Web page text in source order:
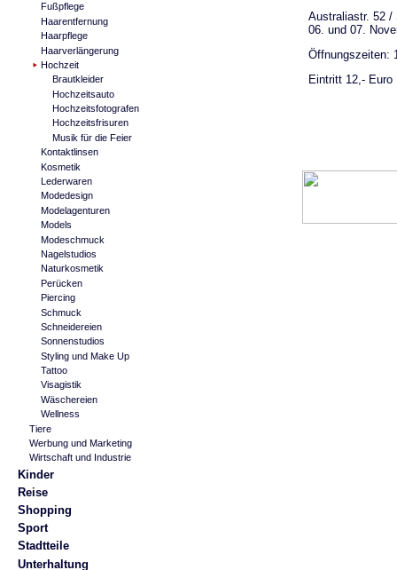
Fußpflege
Haarentfernung
Haarpflege
Haarverlängerung
Hochzeit
Brautkleider
Hochzeitsauto
Hochzeitsfotografen
Hochzeitsfrisuren
Musik für die Feier
Kontaktlinsen
Kosmetik
Lederwaren
Modedesign
Modelagenturen
Models
Modeschmuck
Nagelstudios
Naturkosmetik
Perücken
Piercing
Schmuck
Schneidereien
Sonnenstudios
Styling und Make Up
Tattoo
Visagistik
Wäschereien
Wellness
Tiere
Werbung und Marketing
Wirtschaft und Industrie
Kinder
Reise
Shopping
Sport
Stadtteile
Unterhaltung
Australiastr. 52 /
06. und 07.
Öffnungszeiten:
Eintritt 12,- Euro